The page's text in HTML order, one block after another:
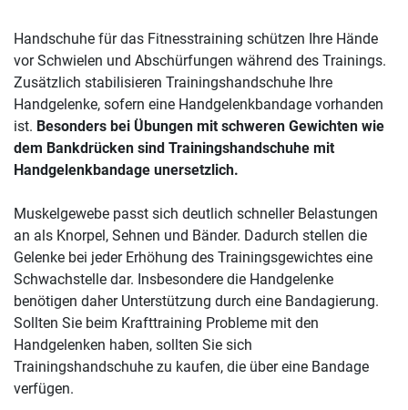
Handschuhe für das Fitnesstraining schützen Ihre Hände
vor Schwielen und Abschürfungen während des Trainings.
Zusätzlich stabilisieren Trainingshandschuhe Ihre
Handgelenke, sofern eine Handgelenkbandage vorhanden
ist. Besonders bei Übungen mit schweren Gewichten wie
dem Bankdrücken sind Trainingshandschuhe mit
Handgelenkbandage unersetzlich.
Muskelgewebe passt sich deutlich schneller Belastungen
an als Knorpel, Sehnen und Bänder. Dadurch stellen die
Gelenke bei jeder Erhöhung des Trainingsgewichtes eine
Schwachstelle dar. Insbesondere die Handgelenke
benötigen daher Unterstützung durch eine Bandagierung.
Sollten Sie beim Krafttraining Probleme mit den
Handgelenken haben, sollten Sie sich
Trainingshandschuhe zu kaufen, die über eine Bandage
verfügen.